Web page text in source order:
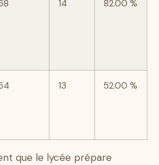
14 82.00 %
13 52.00 %
que le lycée prépare